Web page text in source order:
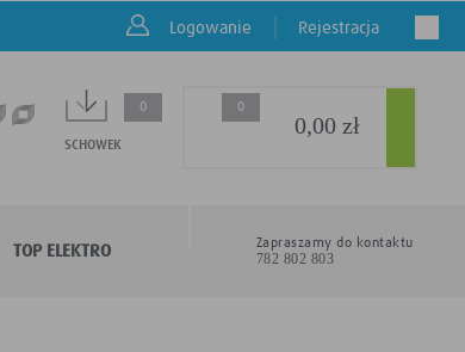
Logowanie Rejestracja
SCHOWEK
0 0
0,00 zł
TOP ELEKTRO Zapraszamy do kontaktu
782 802 803